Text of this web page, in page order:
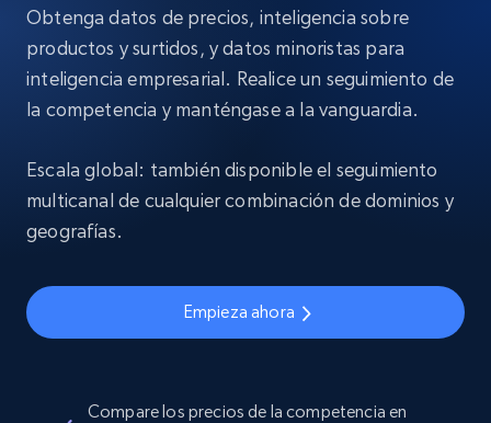
Obtenga datos de precios, inteligencia sobre
productos y surtidos, y datos minoristas para
inteligencia empresarial. Realice un seguimiento de
la competencia y manténgase a la vanguardia.
Escala global: también disponible el seguimiento
multicanal de cualquier combinación de dominios y
geografías.
Empieza ahora
Compare los precios de la competencia en